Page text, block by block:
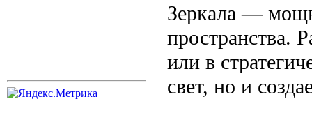
Зеркала —
пространства.
или в
свет, но и